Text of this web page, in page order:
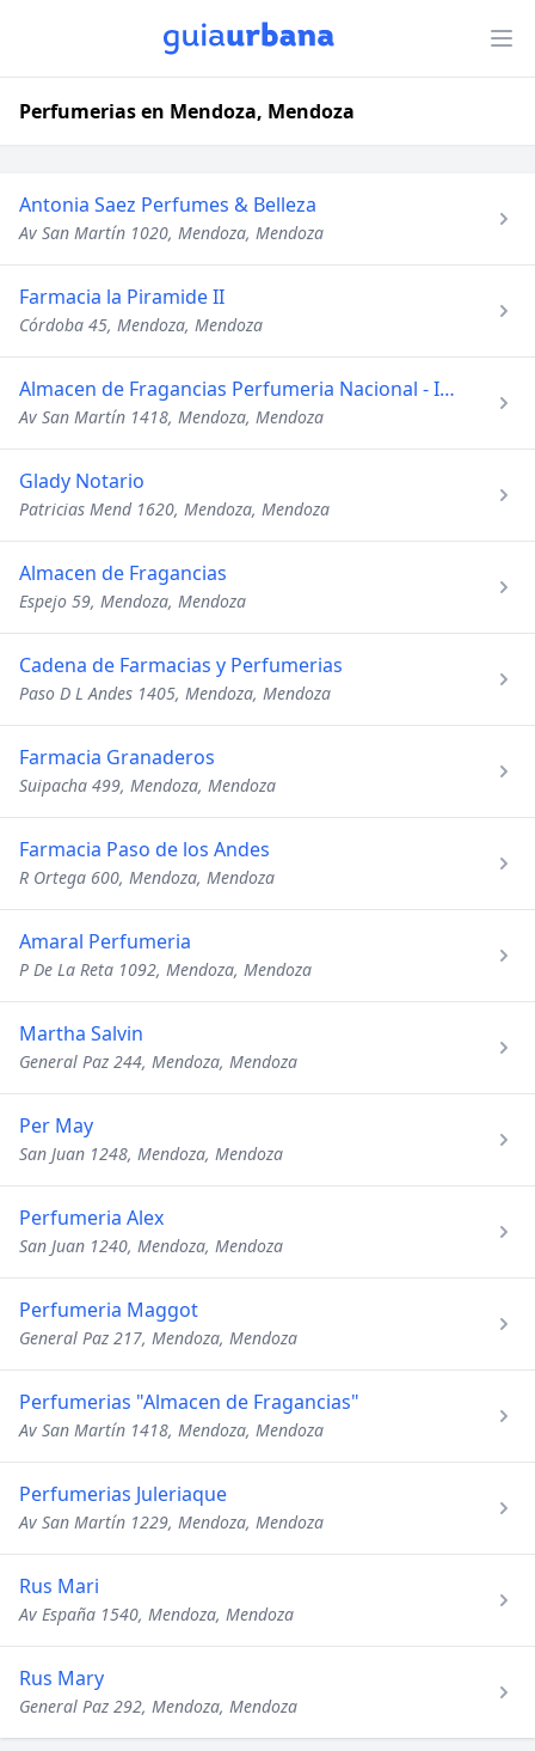
Perfumerias en Mendoza, Mendoza
Antonia Saez Perfumes & Belleza
Av San Martín 1020, Mendoza, Mendoza
Farmacia la Piramide II
Córdoba 45, Mendoza, Mendoza
Almacen de Fragancias Perfumeria Nacional - Importado
Av San Martín 1418, Mendoza, Mendoza
Glady Notario
Patricias Mend 1620, Mendoza, Mendoza
Almacen de Fragancias
Espejo 59, Mendoza, Mendoza
Cadena de Farmacias y Perfumerias
Paso D L Andes 1405, Mendoza, Mendoza
Farmacia Granaderos
Suipacha 499, Mendoza, Mendoza
Farmacia Paso de los Andes
R Ortega 600, Mendoza, Mendoza
Amaral Perfumeria
P De La Reta 1092, Mendoza, Mendoza
Martha Salvin
General Paz 244, Mendoza, Mendoza
Per May
San Juan 1248, Mendoza, Mendoza
Perfumeria Alex
San Juan 1240, Mendoza, Mendoza
Perfumeria Maggot
General Paz 217, Mendoza, Mendoza
Perfumerias "Almacen de Fragancias"
Av San Martín 1418, Mendoza, Mendoza
Perfumerias Juleriaque
Av San Martín 1229, Mendoza, Mendoza
Rus Mari
Av España 1540, Mendoza, Mendoza
Rus Mary
General Paz 292, Mendoza, Mendoza